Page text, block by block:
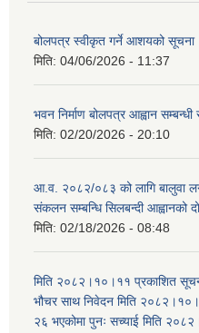
बोलपत्र स्वीकृत गर्ने आशयको सूचना
मिति: 04/06/2026 - 11:37
भवन निर्माण बोलपत्र आह्वान
मिति: 02/20/2026 - 20:10
आ.व. २०८२/०८३ को लागि बालुवा
संकलन सम्बन्धि सिलबन्दी आह्वानको
मिति: 02/18/2026 - 08:48
मिति २०८२।१०।११ प्रकाशित
भौचर साथ निवेदन मिति
२६ भएकोमा पुनः सच्याई मिति